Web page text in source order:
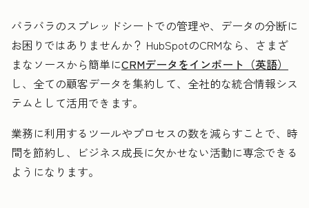
バラバラのスプレッドシートでの管理や、データの分断に
お困りではありませんか？ HubSpotのCRMなら、さまざ
まなソースから簡単にCRMデータをインポート（英語）
し、全ての顧客データを集約して、全社的な統合情報シス
テムとして活用できます。
業務に利用するツールやプロセスの数を減らすことで、時
間を節約し、ビジネス成長に欠かせない活動に専念できる
ようになります。